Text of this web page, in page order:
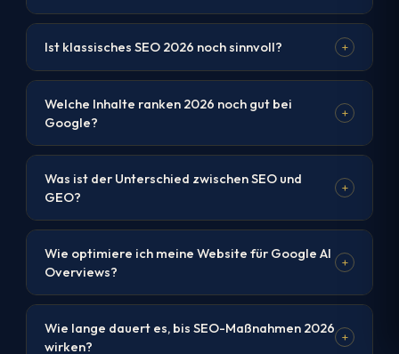
Ist klassisches SEO 2026 noch sinnvoll? +
Welche Inhalte ranken 2026 noch gut bei
Google?
+
Was ist der Unterschied zwischen SEO und
GEO?
+
Wie optimiere ich meine Website für Google AI
Overviews?
+
Wie lange dauert es, bis SEO-Maßnahmen 2026
wirken?
+